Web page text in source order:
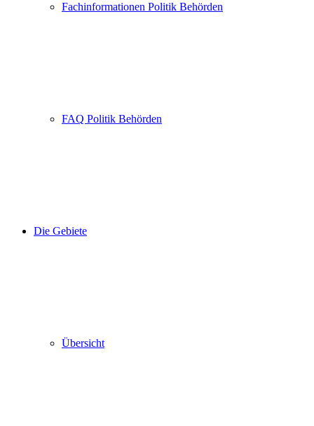
Fachinformationen Politik Behörden
FAQ Politik Behörden
Die Gebiete
Übersicht